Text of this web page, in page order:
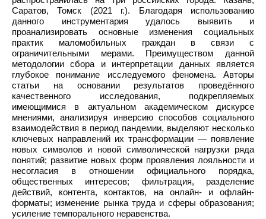
Саратов, Томск (2021 г.). Благодаря использованию
данного инструментария удалось выявить и
проанализировать основные изменения социальных
практик маломобильных граждан в связи с
ограничительными мерами. Преимуществом данной
методологии сбора и интерпретации данных является
глубокое понимание исследуемого феномена. Авторы
статьи на основании результатов проведённого
качественного исследования, подкрепляемых
имеющимися в актуальном академическом дискурсе
мнениями, анализируя инверсию способов социального
взаимодействия в период пандемии, выделяют несколько
ключевых направлений их трансформации — появление
новых символов и новой символической нагрузки ряда
понятий; развитие новых форм проявления лояльности и
несогласия в отношении официального порядка,
общественных интересов; фильтрация, разделение
действий, контента, контактов, на онлайн- и офлайн-
форматы; изменение рынка труда и сферы образования;
усиление темпорального неравенства.